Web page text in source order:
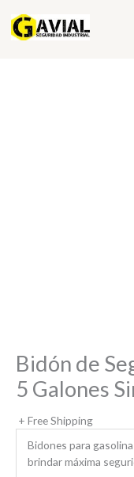
contenido
Bidón de
5 Galones
+ Free Shipping
Bidones para
brindar máxima